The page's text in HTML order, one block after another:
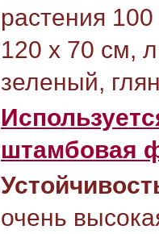
растения
120 х 70 см,
зеленый,
штамбовая
очень